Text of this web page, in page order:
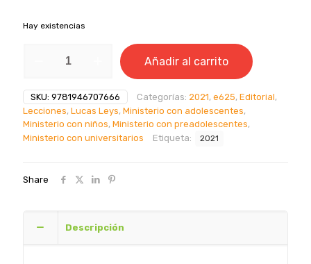
Hay existencias
la
Biblia
explicados
en
gráficos
Testamento
Añadir al carrito
SKU: 9781946707666 Categorías: 2021, e625, Editorial,
Lecciones, Lucas Leys, Ministerio con adolescentes,
Ministerio con niños, Ministerio con preadolescentes,
Ministerio con universitarios
Etiqueta: 2021
Share
Descripción